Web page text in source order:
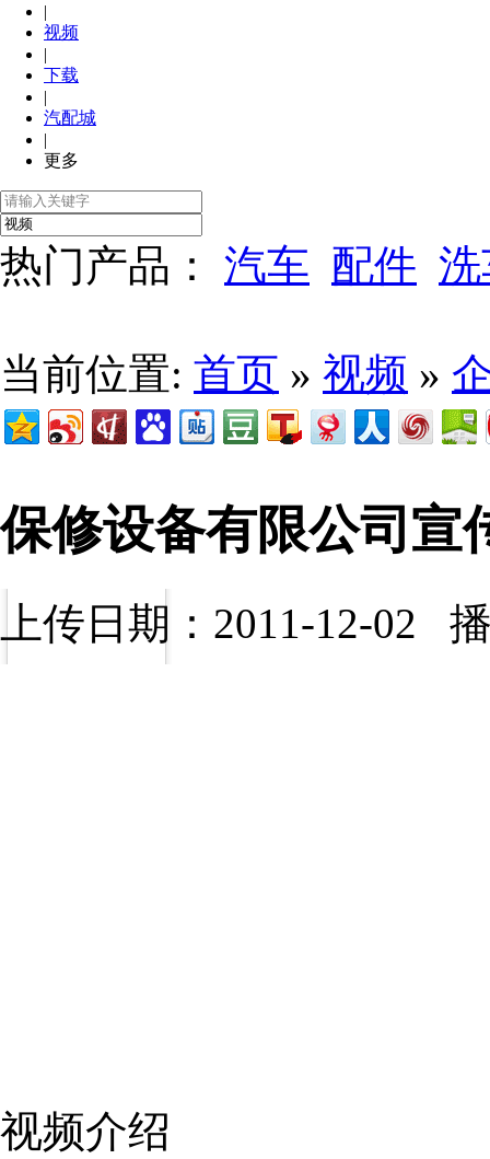
|
视频
|
下载
|
汽配城
|
更多
热门产品： 汽车 配件
当前位置: 首页 » 视频 »
保修设备有限公司宣
上传日期：2011-12-02
视频介绍